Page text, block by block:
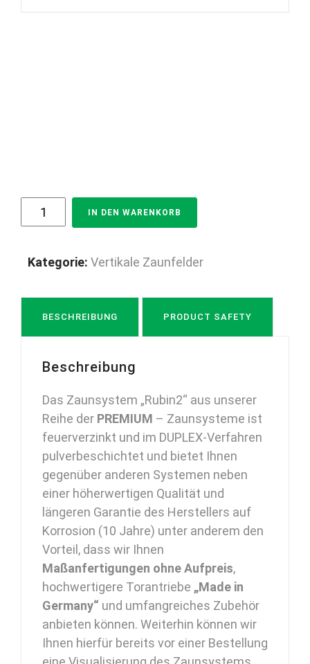
"Rubin2"
PREMIUM
+
Pfosten
Gartenzaun
Schmuckzaun
Zierzaun
Ornament
Zierelement
Maß
modern
hochwertig
langlebig
Metall
Stahl
feuerverzinkt
pulverbeschichtet
vertikal
Menge
IN DEN WARENKORB
Kategorie: Vertikale Zaunfelder
BESCHREIBUNG PRODUCT SAFETY
Beschreibung
Das Zaunsystem „Rubin2“ aus unserer
Reihe der PREMIUM – Zaunsysteme ist
feuerverzinkt und im DUPLEX-Verfahren
pulverbeschichtet und bietet Ihnen
gegenüber anderen Systemen neben
einer höherwertigen Qualität und
längeren Garantie des Herstellers auf
Korrosion (10 Jahre) unter anderem den
Vorteil, dass wir Ihnen
Maßanfertigungen ohne Aufpreis,
hochwertigere Torantriebe „Made in
Germany“ und umfangreiches Zubehör
anbieten können. Weiterhin können wir
Ihnen hierfür bereits vor einer Bestellung